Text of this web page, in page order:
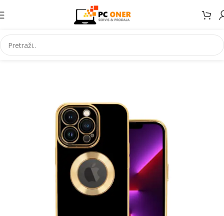
Početna Elektronika Mobiteli Maske za mobitele i dodaci